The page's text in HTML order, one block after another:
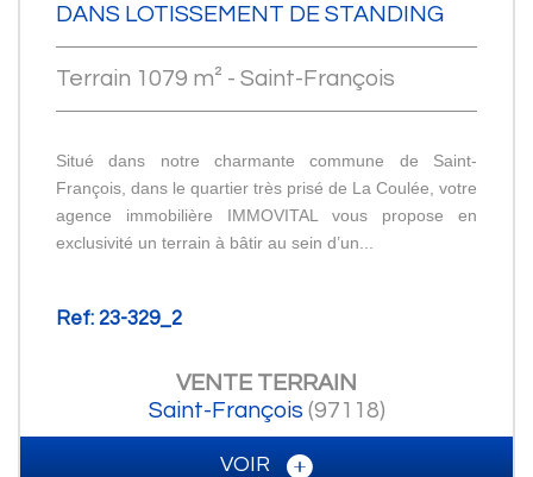
DANS LOTISSEMENT DE STANDING
Terrain 1079 m² - Saint-François
Situé dans notre charmante commune de Saint-
François, dans le quartier très prisé de La Coulée, votre
agence immobilière IMMOVITAL vous propose en
exclusivité un terrain à bâtir au sein d’un...
Ref: 23-329_2
VENTE TERRAIN
Saint-François (97118)
VOIR